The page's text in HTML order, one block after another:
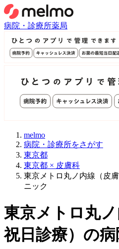
病院・診療所薬局
melmo
病院・診療所をさがす
東京都
東京都 × 皮膚科
東京メトロ丸ノ内線（皮
ニック
東京メトロ丸
祝日診療） の